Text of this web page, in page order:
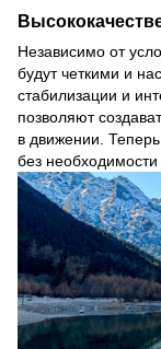
Независимо от
будут четкими и
стабилизации и
позволяют
в движении.
без необходимости